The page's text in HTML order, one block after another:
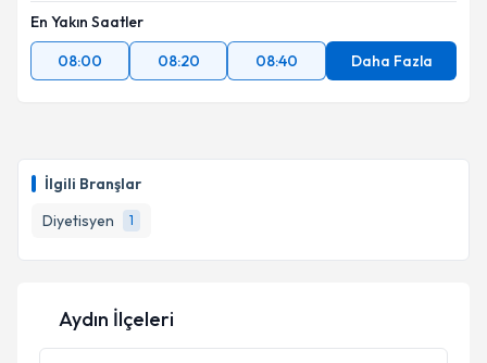
İlgili Branşlar
Diyetisyen
1
En Yakın Saatler
08:00
08:20 08:40 Daha Fazla
Aydın İlçeleri